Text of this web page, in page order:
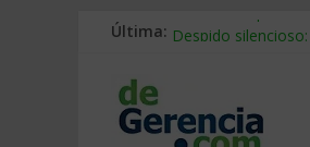
Última: Stablecoins para
Trabajo forzoso
Mercado hispano